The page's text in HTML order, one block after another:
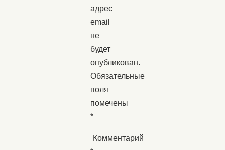
адрес
email
не
будет
опубликован.
Обязательные
поля
помечены
*
Комментарий